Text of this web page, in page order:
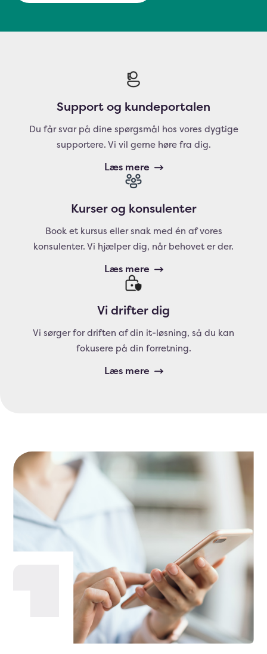
Support og kundeportalen
Du får svar på dine spørgsmål hos vores dygtige
supportere. Vi vil gerne høre fra dig.
Læs mere
Kurser og konsulenter
Book et kursus eller snak med én af vores
konsulenter. Vi hjælper dig, når behovet er der.
Læs mere
Vi drifter dig
Vi sørger for driften af din it-løsning, så du kan
fokusere på din forretning.
Læs mere